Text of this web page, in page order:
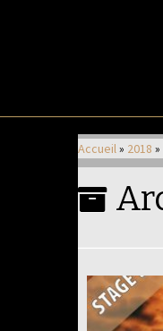
Accueil» 2018 »